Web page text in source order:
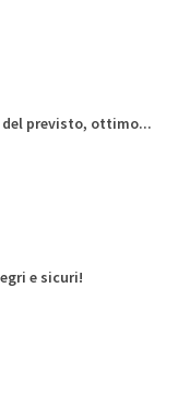
previsto, ottimo...
e sicuri!